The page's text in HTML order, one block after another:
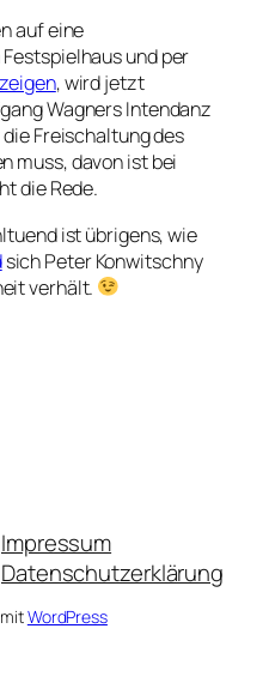
auf eine
und per
, wird jetzt
Wagners Intendanz
Freischaltung des
muss, davon ist bei
die Rede.
ist übrigens, wie
sich Peter Konwitschny
verhält.
Impressum
Datenschutzerklärung
WordPress